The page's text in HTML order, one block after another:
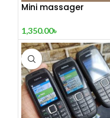
Mini massager
1,350.00৳